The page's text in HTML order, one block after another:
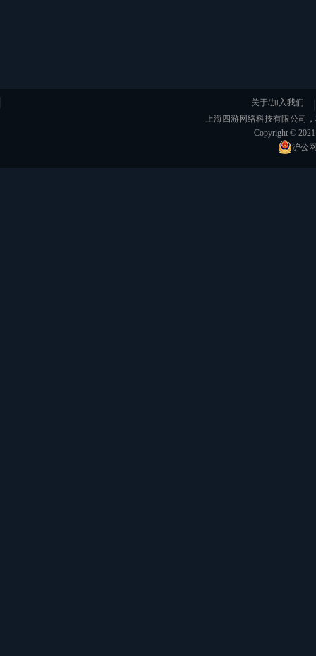
关于/加入我们
上海四游网络科技有限公司
Copyright ©
沪公